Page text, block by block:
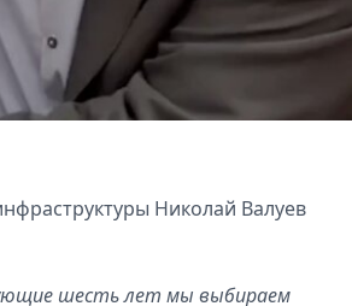
Николай Валуев
шесть лет мы выбираем